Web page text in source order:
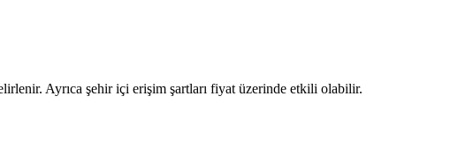
Ayrıca şehir içi erişim şartları fiyat üzerinde etkili olabilir.